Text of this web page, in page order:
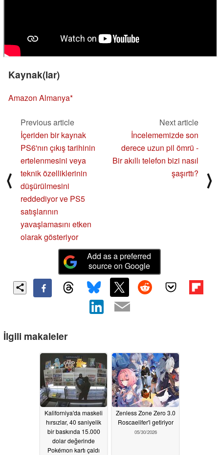
Kaynak(lar)
Amazon Almanya
⟨
Previous article
İçeriden bir kaynak
PS6'nın çıkış tarihinin
ertelenmesini veya
teknik özelliklerinin
düşürülmesini
reddediyor ve PS5
satışlarının
yavaşlamasını etken
olarak gösteriyor
Next article
İncelememizde son
derece uzun pil ömrü -
Bir akıllı telefon bizi nasıl
şaşırttı?
⟩
Add as a preferred
source on Google
İlgili makaleler
Kaliforniya'da maskeli
hırsızlar, 40 saniyelik
bir baskında 15.000
dolar değerinde
Pokémon kartı çaldı
Zenless Zone Zero 3.0
Roscaelifer'i getiriyor
05/30/2026